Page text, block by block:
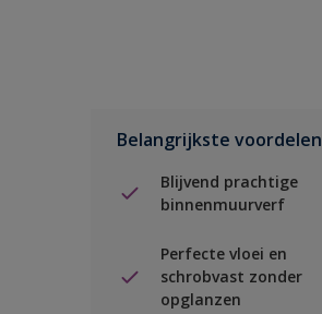
Belangrijkste voordelen
Blijvend prachtige
binnenmuurverf
Perfecte vloei en
schrobvast zonder
opglanzen